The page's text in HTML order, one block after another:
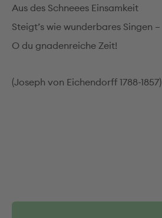
Aus des Schneees Einsamkeit
Steigt’s wie wunderbares Singen –
O du gnadenreiche Zeit!
(Joseph von Eichendorff 1788-1857)